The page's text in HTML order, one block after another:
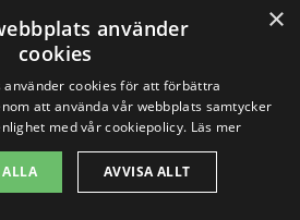
gratis och utan
×
använder
cookies
använder cookies för att förbättra
att använda vår webbplats samtycker
med vår cookiepolicy. Läs mer
ALLA AVVISA ALLT